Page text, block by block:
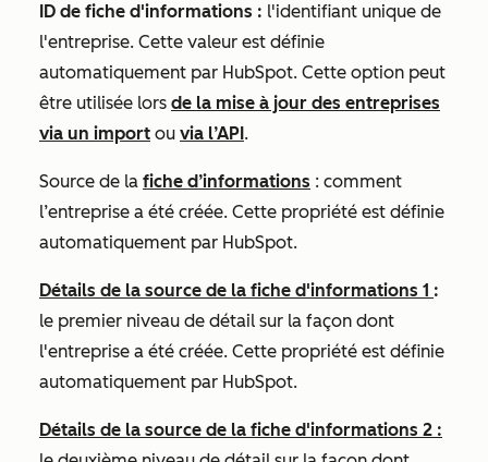
ID de fiche d'informations : l'identifiant unique de
l'entreprise. Cette valeur est définie
automatiquement par HubSpot. Cette option peut
être utilisée lors de la mise à jour des entreprises
via un import ou via l’API .
Source de la fiche d’informations : comment
l’entreprise a été créée. Cette propriété est définie
automatiquement par HubSpot.
Détails de la source de la fiche d'informations 1 :
le premier niveau de détail sur la façon dont
l'entreprise a été créée. Cette propriété est définie
automatiquement par HubSpot.
Détails de la source de la fiche d'informations 2 :